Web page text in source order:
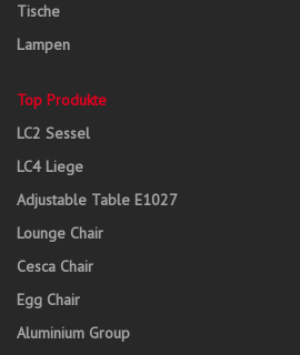
Tische
Lampen
Top Produkte
LC2 Sessel
LC4 Liege
Adjustable Table E1027
Lounge Chair
Cesca Chair
Egg Chair
Aluminium Group